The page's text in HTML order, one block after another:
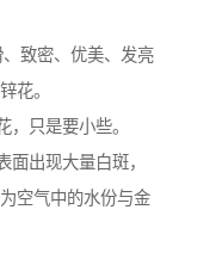
致密、优美、发亮
花。
只是要小些。
出现大量白斑，
空气中的水份与金